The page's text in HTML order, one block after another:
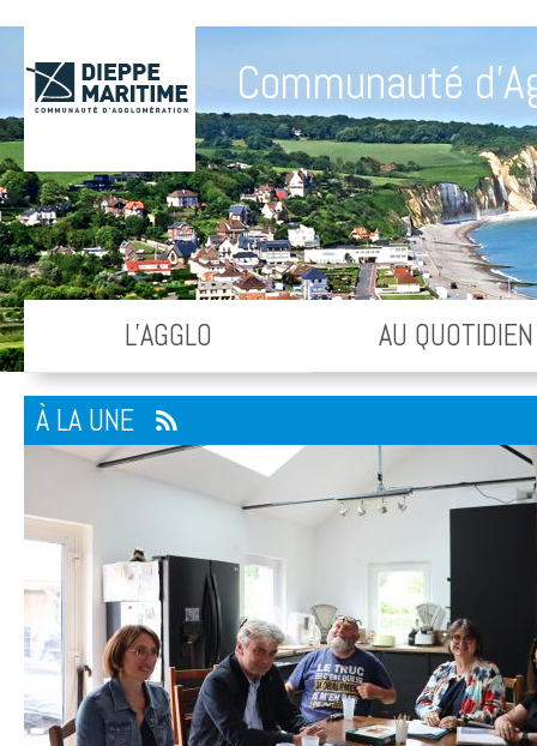
Communauté
L'AGGLO AU QUOTIDIEN
À LA UNE